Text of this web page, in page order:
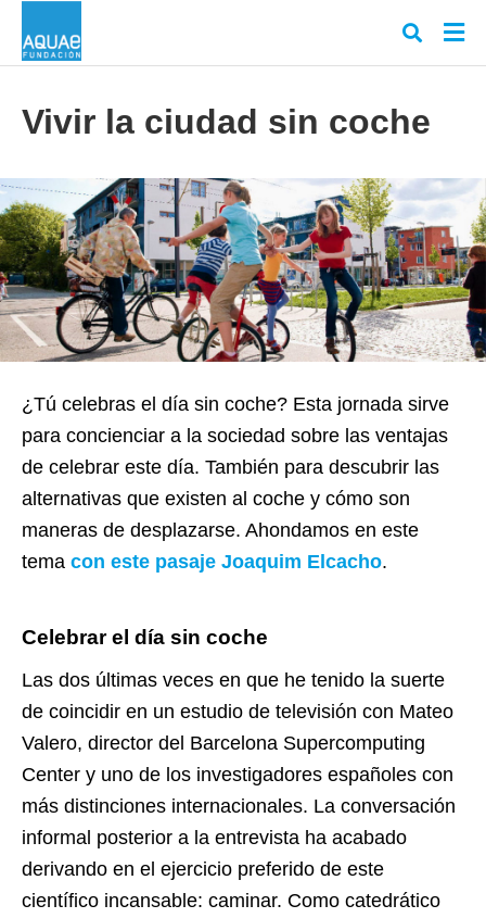
tu
y
en
Vivir la ciudad sin coche
¿Tú celebras el día sin coche? Esta jornada sirve
para concienciar a la sociedad sobre las ventajas
de celebrar este día. También para descubrir las
alternativas que existen al coche y cómo son
maneras de desplazarse. Ahondamos en este
tema con este pasaje Joaquim Elcacho.
Celebrar el día sin coche
Las dos últimas veces en que he tenido la suerte
de coincidir en un estudio de televisión con Mateo
Valero, director del Barcelona Supercomputing
Center y uno de los investigadores españoles con
más distinciones internacionales. La conversación
informal posterior a la entrevista ha acabado
derivando en el ejercicio preferido de este
científico incansable: caminar. Como catedrático